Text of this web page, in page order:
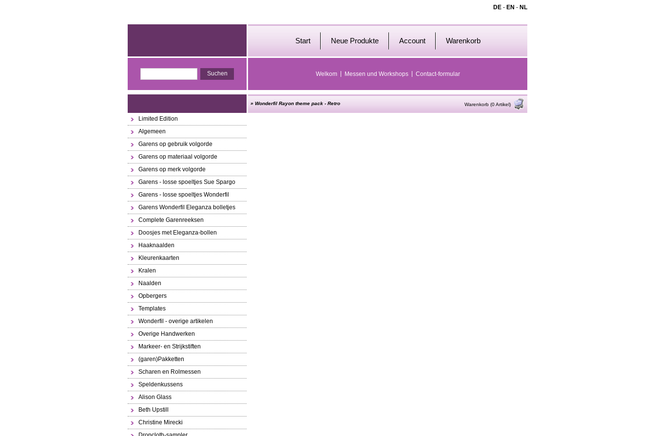
DE - EN - NL
Start Neue Produkte Account Warenkorb
Welkom Messen und Workshops Contact-formular
Limited Edition
Algemeen
Garens op gebruik volgorde
Garens op materiaal volgorde
Garens op merk volgorde
Garens - losse spoeltjes Sue Spargo
Garens - losse spoeltjes Wonderfil
Garens Wonderfil Eleganza bolletjes
Complete Garenreeksen
Doosjes met Eleganza-bollen
Haaknaalden
Kleurenkaarten
Kralen
Naalden
Opbergers
Templates
Wonderfil - overige artikelen
Overige Handwerken
Markeer- en Strijkstiften
(garen)Pakketten
Scharen en Rolmessen
Speldenkussens
Alison Glass
Beth Upstill
Christine Mirecki
» Wonderfil Rayon theme pack - Retro Warenkorb (0 Artikel)